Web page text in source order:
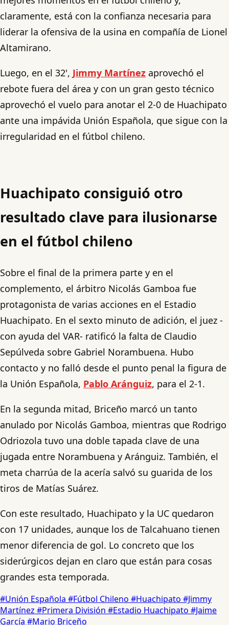
claramente, está con la confianza necesaria para
liderar la ofensiva de la usina en compañía de Lionel
Altamirano.
Luego, en el 32', Jimmy Martínez aprovechó el
rebote fuera del área y con un gran gesto técnico
aprovechó el vuelo para anotar el 2-0 de Huachipato
ante una impávida Unión Española, que sigue con la
irregularidad en el fútbol chileno.
Huachipato consiguió otro
resultado clave para ilusionarse
en el fútbol chileno
Sobre el final de la primera parte y en el
complemento, el árbitro Nicolás Gamboa fue
protagonista de varias acciones en el Estadio
Huachipato. En el sexto minuto de adición, el juez -
con ayuda del VAR- ratificó la falta de Claudio
Sepúlveda sobre Gabriel Norambuena. Hubo
contacto y no falló desde el punto penal la figura de
la Unión Española, Pablo Aránguiz, para el 2-1.
En la segunda mitad, Briceño marcó un tanto
anulado por Nicolás Gamboa, mientras que Rodrigo
Odriozola tuvo una doble tapada clave de una
jugada entre Norambuena y Aránguiz. También, el
meta charrúa de la acería salvó su guarida de los
tiros de Matías Suárez.
Con este resultado, Huachipato y la UC quedaron
con 17 unidades, aunque los de Talcahuano tienen
menor diferencia de gol. Lo concreto que los
siderúrgicos dejan en claro que están para cosas
grandes esta temporada.
#Unión Española #Fútbol Chileno #Huachipato #Jimmy
Martínez #Primera División #Estadio Huachipato #Jaime
García #Mario Briceño